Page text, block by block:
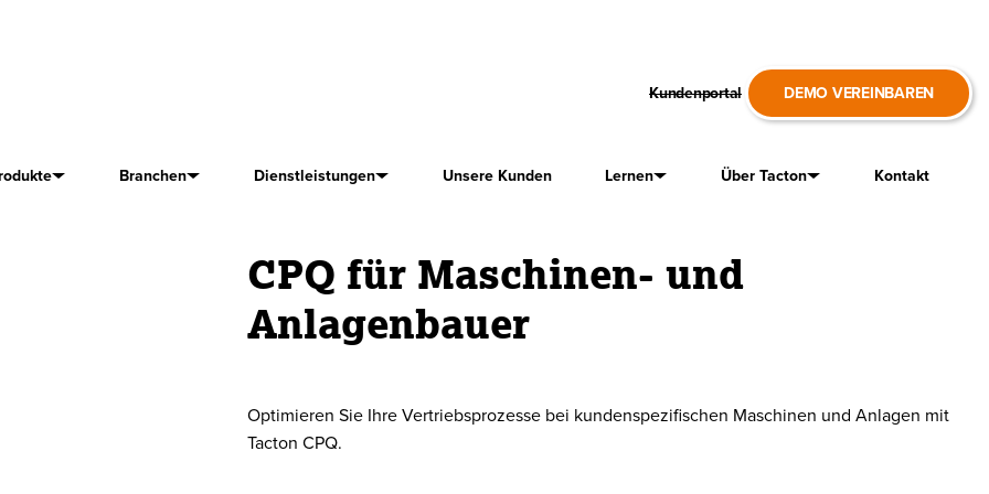
Kundenportal DEMO VEREINBAREN
Branchen Dienstleistungen Unsere Kunden Lernen Über Tacton Kontakt
CPQ für Maschinen- und
Anlagenbauer
Optimieren Sie Ihre Vertriebsprozesse bei kundenspezifischen Maschinen und Anlagen mit
Tacton CPQ.